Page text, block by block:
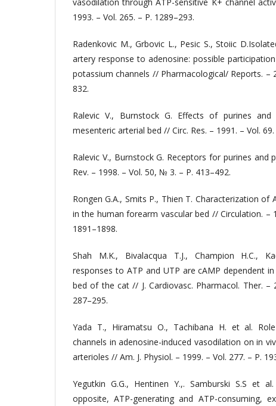
1993. – Vol. 265. – P. 1289–293.
Radenkovic M., Grbovic L., Pesic S., Stoiic
artery response to adenosine: possible
potassium channels // Pharmacological/ Reports. –
832.
Ralevic V., Burnstock G. Effects of purines
mesenteric arterial bed // Circ. Res. – 1991. – Vol.
Ralevic V., Burnstock G. Receptors for purines and
Rev. – 1998. – Vol. 50, № 3. – P. 413–492.
Rongen G.A., Smits P., Thien T. Characterization of
in the human forearm vascular bed // Circulation. –
1891–1898.
Shah M.K., Bivalacqua T.J., Champion H.C.,
responses to ATP and UTP are cAMP dependent
bed of the cat // J. Cardiovasc. Pharmacol. Ther.
287–295.
Yada T., Hiramatsu O., Tachibana H. et al.
channels in adenosine-induced vasodilation on in
arterioles // Am. J. Physiol. – 1999. – Vol. 277. – P.
Yegutkin G.G., Hentinen Y.,. Samburski S.S et
opposite, ATP-generating and ATP-consuming,